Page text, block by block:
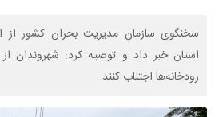
استان خبر داد و توصیه کرد: شهروندان
رودخانه‌ها اجتناب کنند.